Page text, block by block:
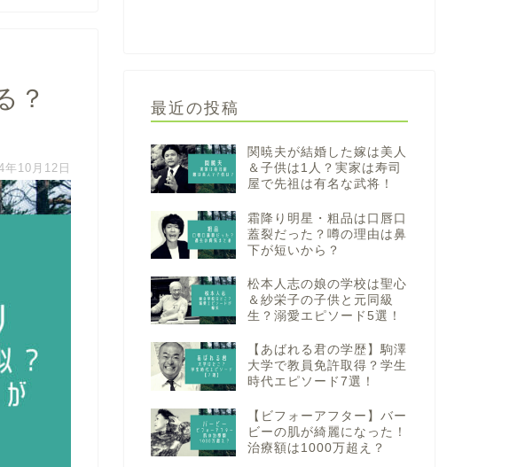
？
10月12日
最近の投稿
関暁夫が結婚した嫁は美人
＆子供は1人？実家は寿司
屋で先祖は有名な武将！
霜降り明星・粗品は口唇口
蓋裂だった？噂の理由は鼻
下が短いから？
松本人志の娘の学校は聖心
＆紗栄子の子供と元同級
生？溺愛エピソード5選！
【あばれる君の学歴】駒澤
大学で教員免許取得？学生
時代エピソード7選！
【ビフォーアフター】バー
ビーの肌が綺麗になった！
治療額は1000万超え？